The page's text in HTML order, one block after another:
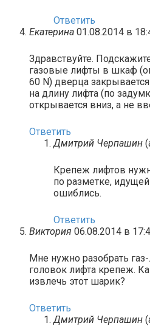
Ответить
Екатерина 01.08.2014 в
Здравствуйте.
газовые лифты в шкаф
60 N) дверца
на длину лифта (по
открывается вниз, а не
Ответить
Дмитрий Черпашин
Крепеж лифтов
по разметке,
ошиблись.
Ответить
Виктория 06.08.2014 в
Мне нужно разобрать
головок лифта крепеж.
извлечь этот шарик?
Ответить
Дмитрий Черпашин